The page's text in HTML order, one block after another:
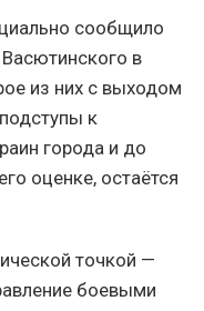
сообщило
в
из них с выходом
к
города и до
оценке, остаётся
точкой —
боевыми